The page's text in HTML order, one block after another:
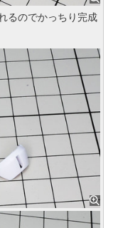
るのでかっちり完成